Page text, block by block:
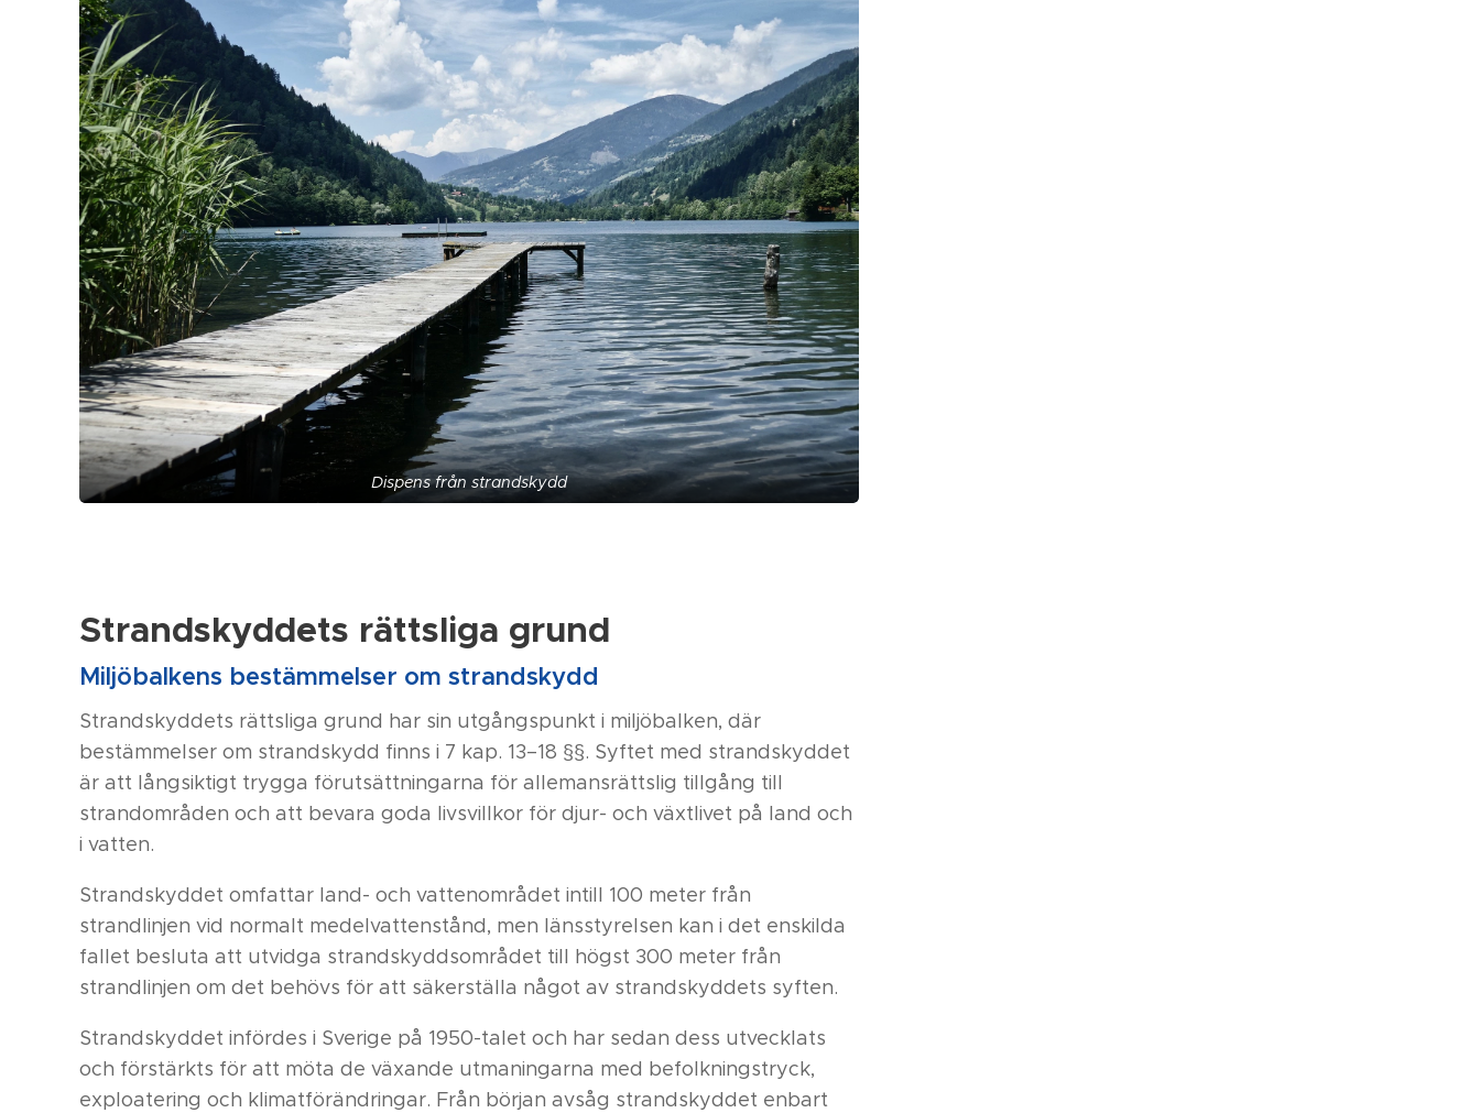
Dispens från strandskydd
Strandskyddets rättsliga grund
Miljöbalkens bestämmelser om strandskydd
Strandskyddets rättsliga grund har sin utgångspunkt i miljöbalken, där
bestämmelser om strandskydd finns i 7 kap. 13–18 §§. Syftet med strandskyddet
är att långsiktigt trygga förutsättningarna för allemansrättslig tillgång till
strandområden och att bevara goda livsvillkor för djur- och växtlivet på land och
i vatten.
Strandskyddet omfattar land- och vattenområdet intill 100 meter från
strandlinjen vid normalt medelvattenstånd, men länsstyrelsen kan i det enskilda
fallet besluta att utvidga strandskyddsområdet till högst 300 meter från
strandlinjen om det behövs för att säkerställa något av strandskyddets syften.
Strandskyddet infördes i Sverige på 1950-talet och har sedan dess utvecklats
och förstärkts för att möta de växande utmaningarna med befolkningstryck,
exploatering och klimatförändringar. Från början avsåg strandskyddet enbart